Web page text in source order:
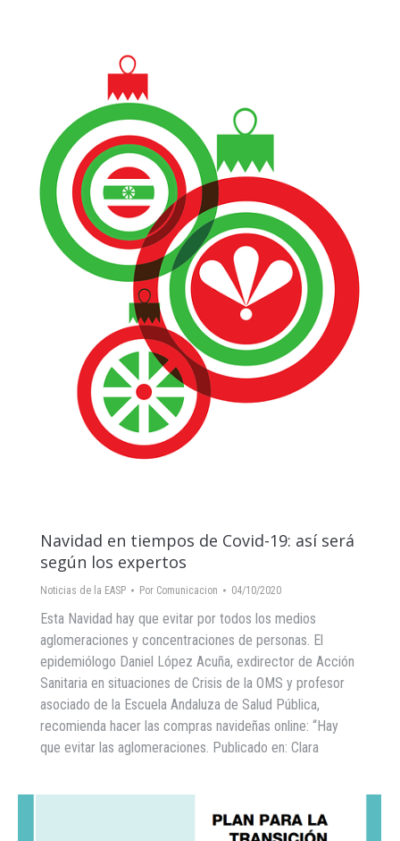
Navidad en tiempos de Covid-19: así será
según los expertos
Noticias de la EASP Por Comunicacion 04/10/2020
Esta Navidad hay que evitar por todos los medios
aglomeraciones y concentraciones de personas. El
epidemiólogo Daniel López Acuña, exdirector de Acción
Sanitaria en situaciones de Crisis de la OMS y profesor
asociado de la Escuela Andaluza de Salud Pública,
recomienda hacer las compras navideñas online: “Hay
que evitar las aglomeraciones. Publicado en: Clara